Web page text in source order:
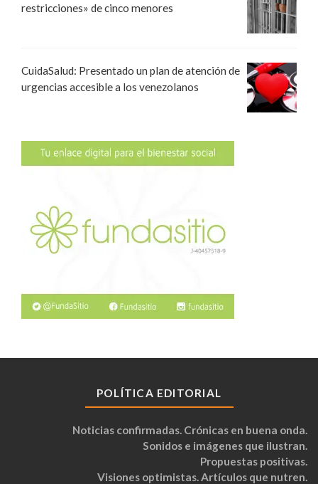
restricciones» de cinco menores
CuidaSalud: Presentado un plan de atención de
urgencias accesible a los venezolanos
POLÍTICA EDITORIAL
Noticias confirmadas. Crónicas en buena onda.
Sonidos e imágenes que ilustran.
Propuestas positivas.
Visiones optimistas. Artículos que nutren.